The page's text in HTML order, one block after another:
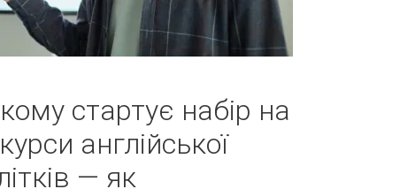
стартує набір на
англійської
— як